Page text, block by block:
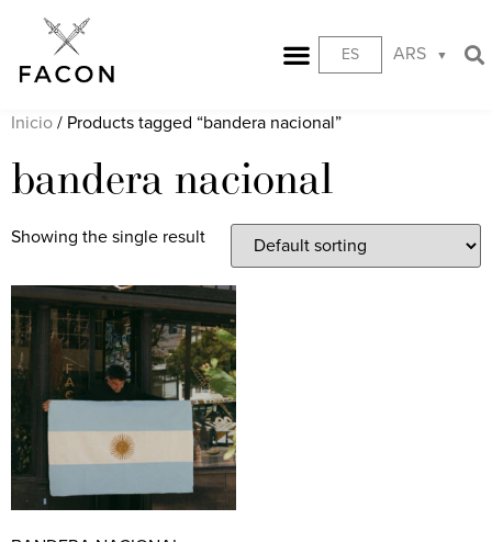
ES ARS
Inicio / Products tagged “bandera nacional”
bandera nacional
Showing the single result